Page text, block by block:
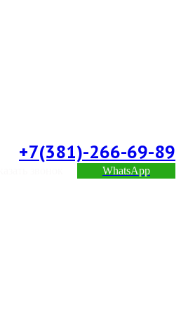
+7(381)-266-69-89
WhatsApp